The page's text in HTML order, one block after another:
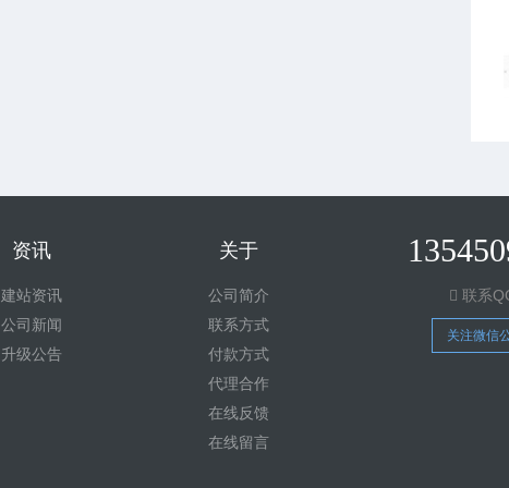
资讯
建站资讯
公司新闻
升级公告
关于
公司简介
联系方式
付款方式
代理合作
在线反馈
在线留言
联系
关注微信